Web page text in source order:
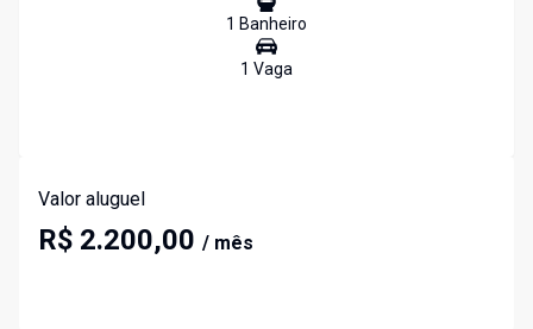
1 Banheiro
1 Vaga
Valor aluguel
R$ 2.200,00 / mês